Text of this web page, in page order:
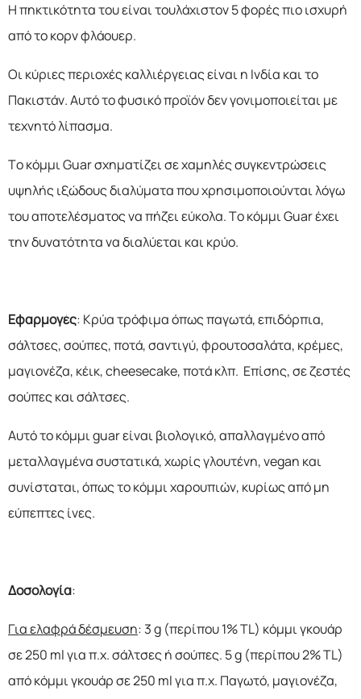
Η πηκτικότητα του είναι τουλάχιστον 5 φορές πιο ισχυρή
από το κορν φλάουερ.
Οι κύριες περιοχές καλλιέργειας είναι η Ινδία και το
Πακιστάν. Αυτό το φυσικό προϊόν δεν γονιμοποιείται με
τεχνητό λίπασμα.
Το κόμμι Guar σχηματίζει σε χαμηλές συγκεντρώσεις
υψηλής ιξώδους διαλύματα που χρησιμοποιούνται λόγω
του αποτελέσματος να πήζει εύκολα. Το κόμμι Guar έχει
την δυνατότητα να διαλύεται και κρύο.
Εφαρμογές: Κρύα τρόφιμα όπως παγωτά, επιδόρπια,
σάλτσες, σούπες, ποτά, σαντιγύ, φρουτοσαλάτα, κρέμες,
μαγιονέζα, κέικ, cheesecake, ποτά κλπ. Επίσης, σε ζεστές
σούπες και σάλτσες.
Αυτό το κόμμι guar είναι βιολογικό, απαλλαγμένο από
μεταλλαγμένα συστατικά, χωρίς γλουτένη, vegan και
συνίσταται, όπως το κόμμι χαρουπιών, κυρίως από μη
εύπεπτες ίνες.
Δοσολογία:
Για ελαφρά δέσμευση: 3 g (περίπου 1% TL) κόμμι γκουάρ
σε 250 ml για π.χ. σάλτσες ή σούπες. 5 g (περίπου 2% TL)
από κόμμι γκουάρ σε 250 ml για π.χ. Παγωτό, μαγιονέζα,